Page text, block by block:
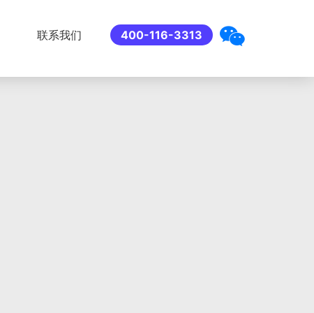
联系我们 400-116-3313